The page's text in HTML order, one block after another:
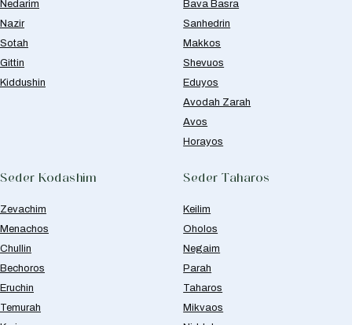
Nedarim
Nazir
Sotah
Gittin
Kiddushin
Bava Basra
Sanhedrin
Makkos
Shevuos
Eduyos
Avodah Zarah
Avos
Horayos
Seder Kodashim
Zevachim
Menachos
Chullin
Bechoros
Eruchin
Temurah
Seder Taharos
Keilim
Oholos
Negaim
Parah
Taharos
Mikvaos